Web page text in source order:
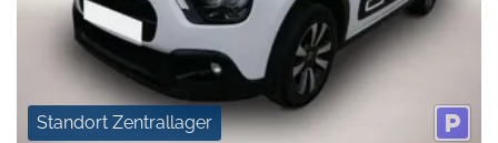
Standort Zentrallager